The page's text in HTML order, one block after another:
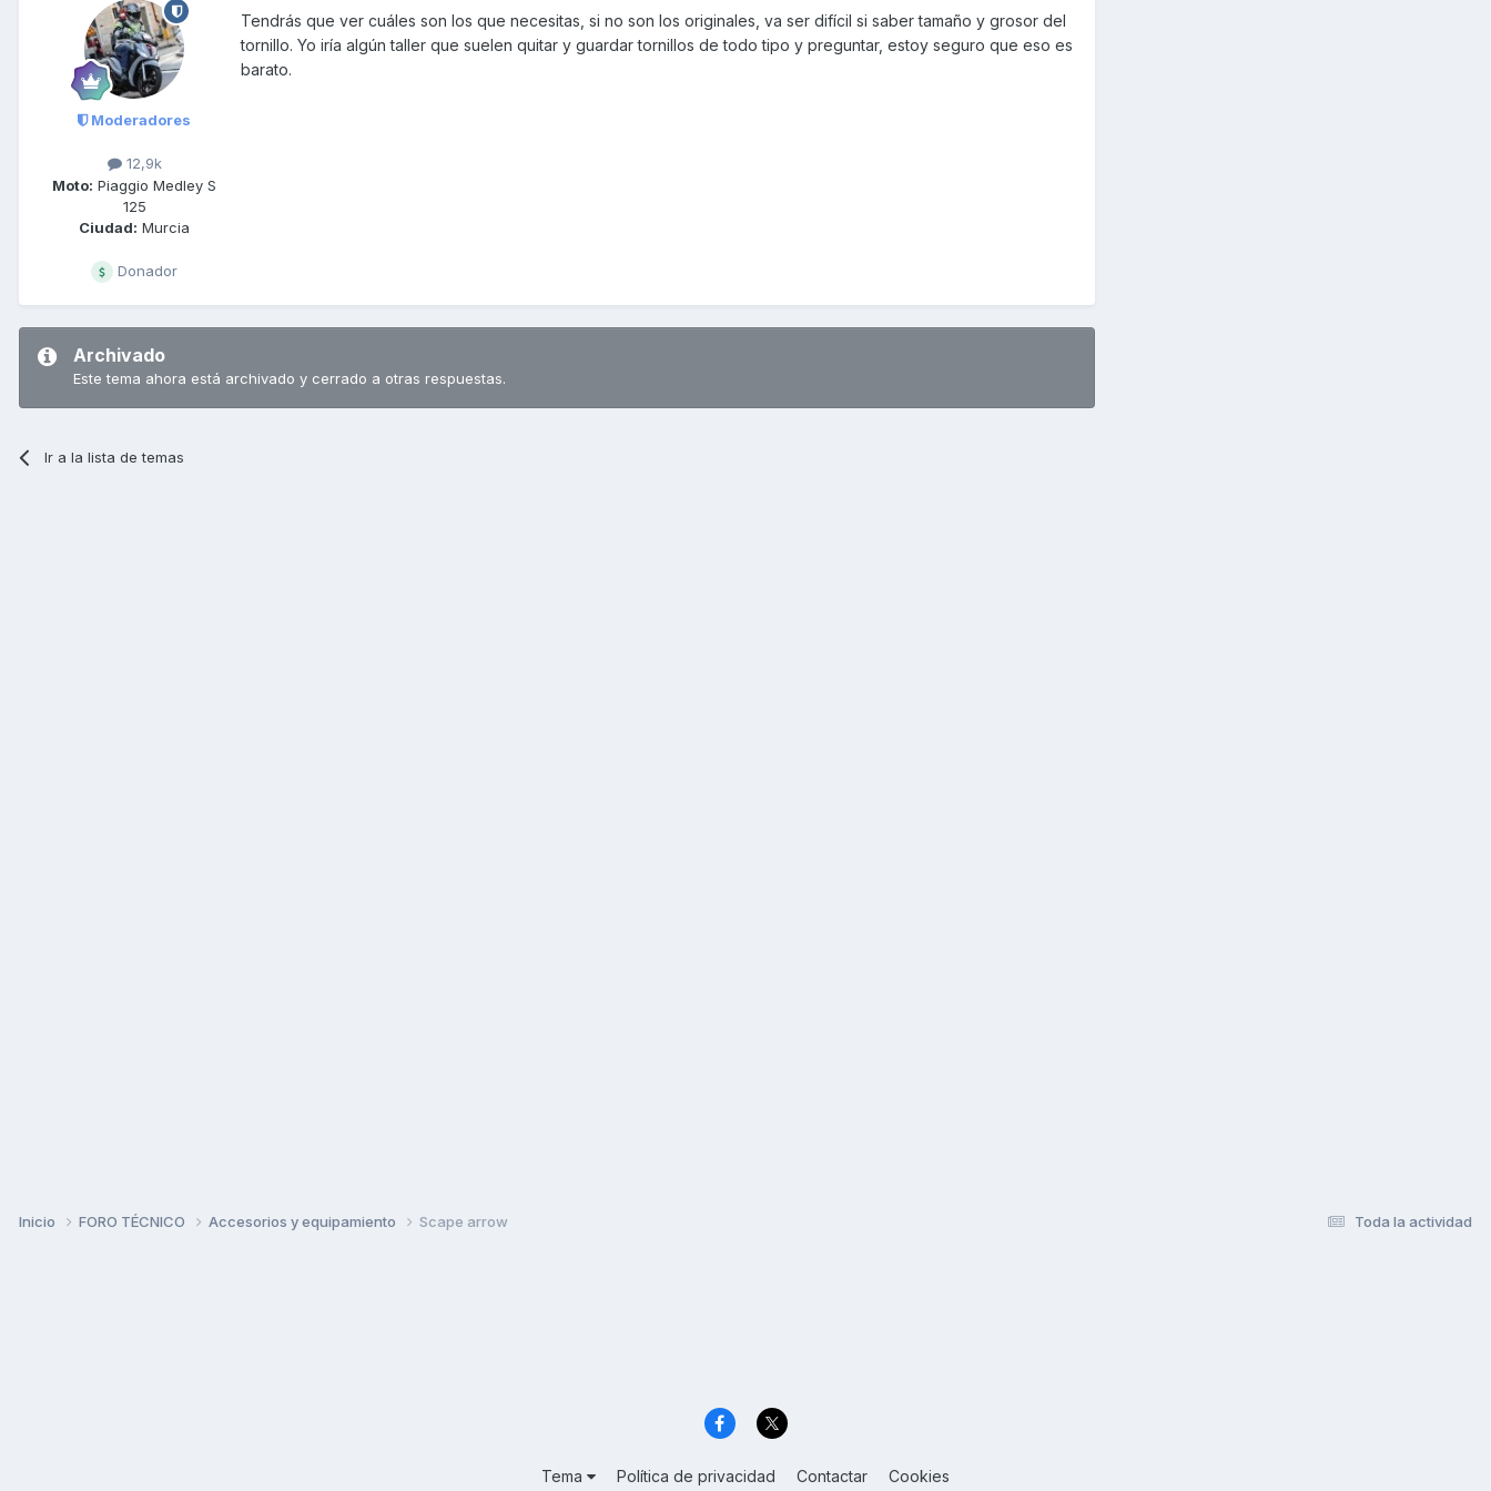
Moderadores
12,9k
Moto: Piaggio Medley S
125
Ciudad: Murcia
Donador
Tendrás que ver cuáles son los que necesitas, si no son los originales, va ser difícil si saber tamaño y grosor del
tornillo. Yo iría algún taller que suelen quitar y guardar tornillos de todo tipo y preguntar, estoy seguro que eso es
barato.
Archivado
Este tema ahora está archivado y cerrado a otras respuestas.
Ir a la lista de temas
Toda la actividad
Inicio FORO TÉCNICO Accesorios y equipamiento Scape arrow
Tema Política de privacidad Contactar Cookies